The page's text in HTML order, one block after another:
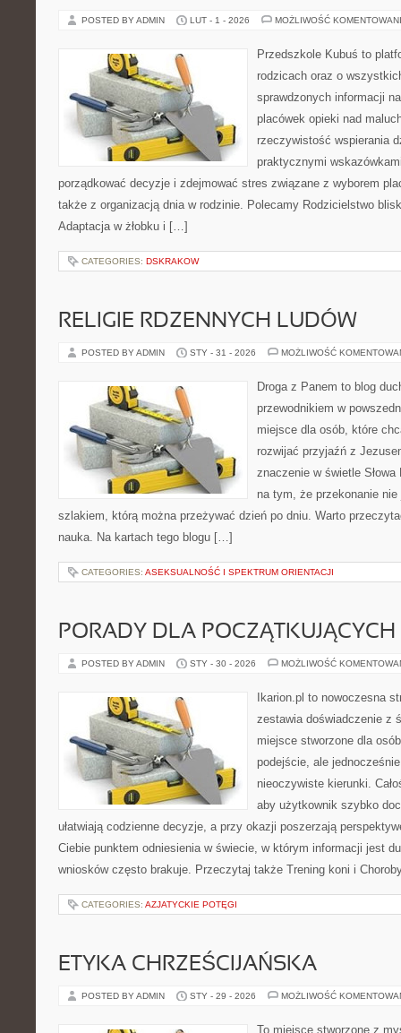
POSTED BY ADMIN LUT - 1 - 2026 MOŻLIWOŚĆ
Przedszkole Kubuś to
rodzicach oraz o
sprawdzonych informacji
placówek opieki nad
rzeczywistość wspierania
praktycznymi
porządkować decyzje i zdejmować stres związane z wyborem
także z organizacją dnia w rodzinie. Polecamy Rodzicielstwo
Adaptacja w żłobku i […]
CATEGORIES: DSKRAKOW
RELIGIE RDZENNYCH LUDÓW
POSTED BY ADMIN STY - 31 - 2026 MOŻLIWOŚĆ
Droga z Panem to blog
przewodnikiem w
miejsce dla osób, które
rozwijać przyjaźń z
znaczenie w świetle Słowa
na tym, że przekonanie
szlakiem, którą można przeżywać dzień po dniu. Warto
nauka. Na kartach tego blogu […]
CATEGORIES: ASEKSUALNOŚĆ I SPEKTRUM ORIENTACJI
PORADY DLA
POSTED BY ADMIN STY - 30 - 2026 MOŻLIWOŚĆ
Ikarion.pl to nowoczesna
zestawia doświadczenie z
miejsce stworzone dla
podejście, ale
nieoczywiste kierunki.
aby użytkownik szybko
ułatwiają codzienne decyzje, a przy okazji poszerzają
Ciebie punktem odniesienia w świecie, w którym informacji jest
wniosków często brakuje. Przeczytaj także Trening koni i
CATEGORIES: AZJATYCKIE POTĘGI
ETYKA CHRZEŚCIJAŃSKA
POSTED BY ADMIN STY - 29 - 2026 MOŻLIWOŚĆ
To miejsce stworzone z